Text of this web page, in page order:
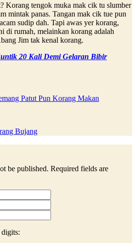
Korang tengok muka mak cik tu slumber
mintak panas. Tangan mak cik tue pun
sudip dah. Tapi awas yer korang,
di rumah, melainkan korang adalah
Jim tak kenal korang.
20 Kali Demi Gelaran Bibir
Patut Pun Korang Makan
Bujang
be published. Required fields are
digits: